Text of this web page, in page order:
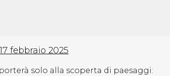
febbraio 2025
solo alla scoperta di paesaggi: